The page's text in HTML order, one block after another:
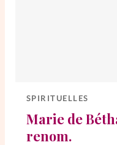
SPIRITUELLES
Marie de
renom.